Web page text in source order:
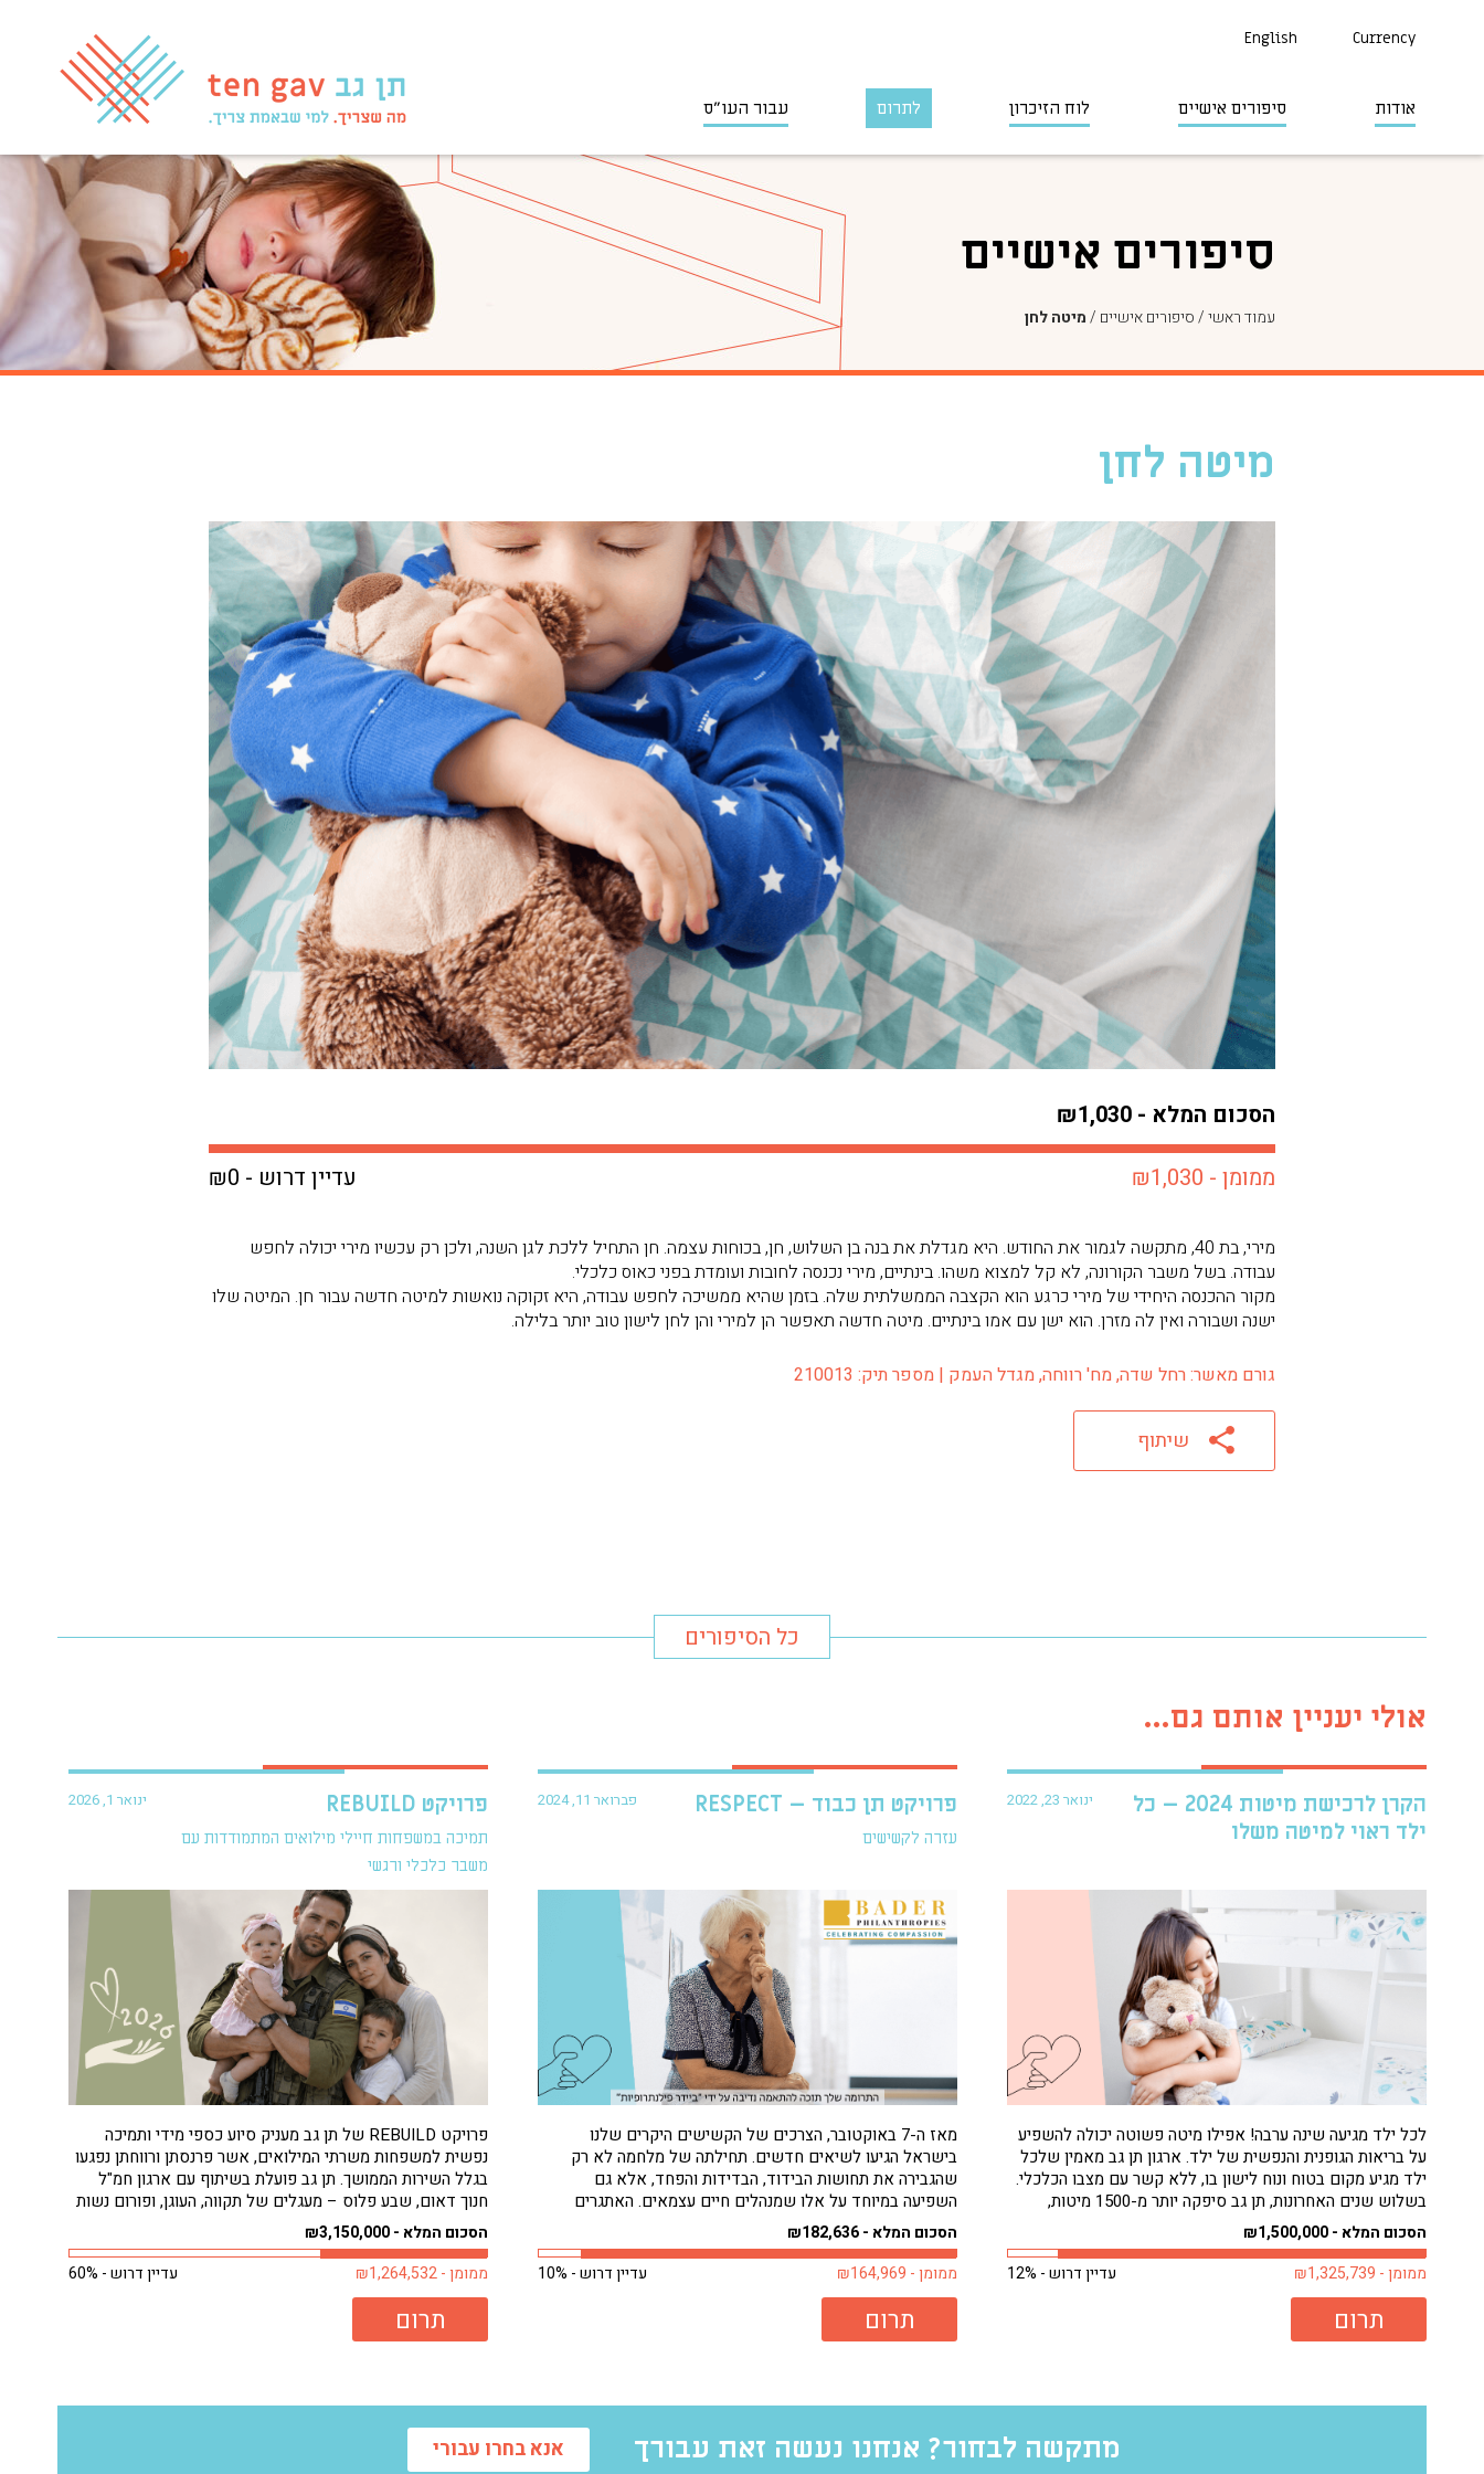
Currency
English
אודות סיפורים אישיים לוח הזיכרון לתרום עבור העו״ס
סיפורים אישיים
עמוד ראשי/סיפורים אישיים /מיטה לחן
מיטה לחן
הסכום המלא - ₪1,030
עדיין דרוש - ₪0
ממומן - ₪1,030
מירי, בת 40, מתקשה לגמור את החודש. היא מגדלת את בנה בן השלוש, חן, בכוחות עצמה. חן התחיל ללכת לגן השנה, ולכן רק עכשיו מירי יכולה לחפש
עבודה. בשל משבר הקורונה, לא קל למצוא משהו. בינתיים, מירי נכנסה לחובות ועומדת בפני כאוס כלכלי.
מקור ההכנסה היחידי של מירי כרגע הוא הקצבה הממשלתית שלה. בזמן שהיא ממשיכה לחפש עבודה, היא זקוקה נואשות למיטה חדשה עבור חן. המיטה שלו
ישנה ושבורה ואין לה מזרן. הוא ישן עם אמו בינתיים. מיטה חדשה תאפשר הן למירי והן לחן לישון טוב יותר בלילה.
גורם מאשר: רחל שדה, מח' רווחה, מגדל העמק | מספר תיק: 210013
שיתוף
כל הסיפורים
אולי יעניין אותם גם...
ינואר 23, 2022
הקרן לרכישת מיטות 2024 – כל
ילד ראוי למיטה משלו
לכל ילד מגיעה שינה ערבה! אפילו מיטה פשוטה יכולה להשפיע
על בריאות הגופנית והנפשית של ילד. ארגון תן גב מאמין שלכל
ילד מגיע מקום בטוח ונוח לישון בו, ללא קשר עם מצבו הכלכלי.
בשלוש שנים האחרונות, תן גב סיפקה יותר מ-1500 מיטות,
בעיקר לילדים. רבים מילדים אלה היו ישנים על...
הסכום המלא - ₪1,500,000
עדיין דרוש - 12%
ממומן - ₪1,325,739
תרום
פברואר 11, 2024 פרויקט תן כבוד – RESPECT
עזרה לקשישים
מאז ה-7 באוקטובר, הצרכים של הקשישים היקרים שלנו
בישראל הגיעו לשיאים חדשים. תחילתה של מלחמה לא רק
שהגבירה את תחושות הבידוד, הבדידות והפחד, אלא גם
השפיעה במיוחד על אלו שמנהלים חיים עצמאים. האתגרים
להסתדר לבד גדולים עכשיו מאי פעם. וכאילו לא די בכך, חורף
קר באופן בלתי צפוי רק החמיר...
הסכום המלא - ₪182,636
עדיין דרוש - 10%
ממומן - ₪164,969
תרום
ינואר 1, 2026 פרויקט REBUILD
תמיכה במשפחות חיילי מילואים המתמודדות עם
משבר כלכלי ורגשי
פרויקט REBUILD של תן גב מעניק סיוע כספי מידי ותמיכה
נפשית למשפחות משרתי המילואים, אשר פרנסתן ורווחתן נפגעו
בגלל השירות הממושך. תן גב פועלת בשיתוף עם ארגון חמ"ל
חנוך דאום, שבע פלוס – מעגלים של תקווה, העוגן, ופורום נשות
המילואימניקים, כדי להבטיח סיוע מהיר ונגיש למשפחות
הזקוקות לו ביותר, ללא...
הסכום המלא - ₪3,150,000
עדיין דרוש - 60%
ממומן - ₪1,264,532
תרום
מתקשה לבחור? אנחנו נעשה זאת עבורך אנא בחרו עבורי